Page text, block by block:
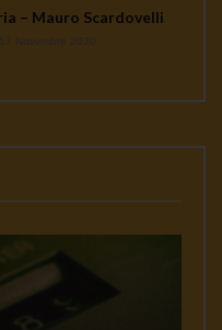
– Mauro Scardovelli